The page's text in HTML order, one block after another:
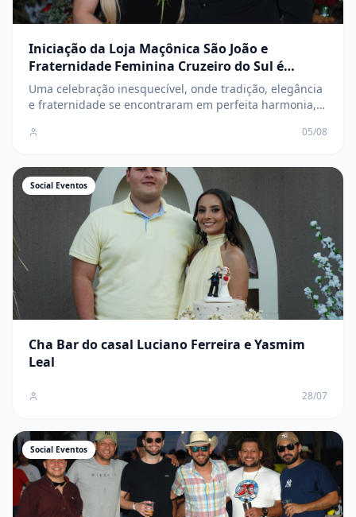
Iniciação da Loja Maçônica São João e
Fraternidade Feminina Cruzeiro do Sul é
marcada por elegância, tradição e
confraternização
Uma celebração inesquecível, onde tradição, elegância
e fraternidade se encontraram em perfeita harmonia,
caminhada para os novos membros
05/08
Social Eventos
Cha Bar do casal Luciano Ferreira e Yasmim
Leal
28/07
Social Eventos